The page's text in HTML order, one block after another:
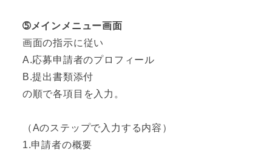
➄メインメニュー画面
画面の指示に従い
A.応募申請者のプロフィール
B.提出書類添付
の順で各項目を入力。
（Aのステップで入力する内容）
1.申請者の概要